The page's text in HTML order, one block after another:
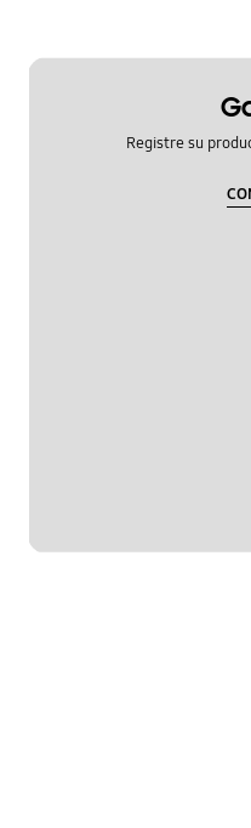
Bloquear
Registre su